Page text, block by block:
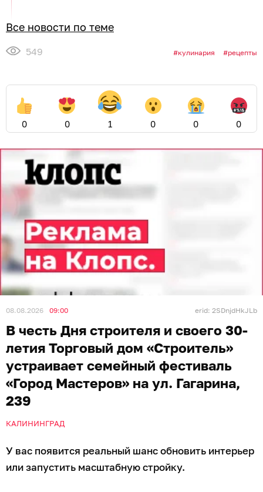
Все новости по теме
549 кулинария рецепты
0 0 1 0 0 0
08.08.2026 09:00 erid: 2SDnjdHkJLb
В честь Дня строителя и своего 30-
летия Торговый дом «Строитель»
устраивает семейный фестиваль
«Город Мастеров» на ул. Гагарина,
239
КАЛИНИНГРАД
У вас появится реальный шанс обновить интерьер
или запустить масштабную стройку.